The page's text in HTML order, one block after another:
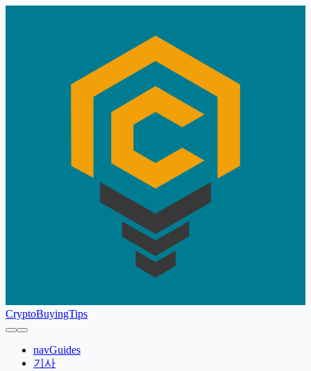
CryptoBuyingTips
navGuides
기사